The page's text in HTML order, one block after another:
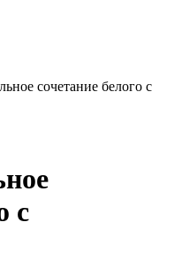
сочетание белого с
с